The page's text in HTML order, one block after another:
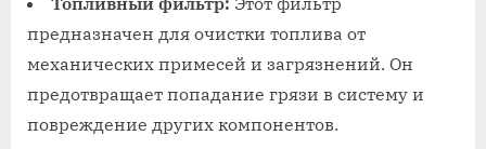
предназначен для очистки топлива от
механических примесей и загрязнений. Он
предотвращает попадание грязи в систему и
повреждение других компонентов.